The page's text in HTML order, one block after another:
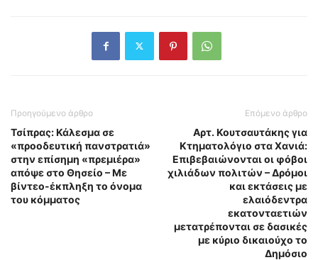
Προηγούμενο άρθρο
Τσίπρας: Κάλεσμα σε
«προοδευτική πανστρατιά»
στην επίσημη «πρεμιέρα»
απόψε στο Θησείο – Με
βίντεο-έκπληξη το όνομα
του κόμματος
Επόμενο άρθρο
Αρτ. Κουτσαυτάκης για
Κτηματολόγιο στα Χανιά:
Επιβεβαιώνονται οι φόβοι
χιλιάδων πολιτών – Δρόμοι
και εκτάσεις με
ελαιόδεντρα
εκατονταετιών
μετατρέπονται σε δασικές
με κύριο δικαιούχο το
Δημόσιο